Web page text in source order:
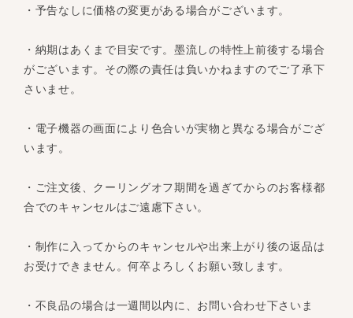
・予告なしに価格の変更がある場合がございます。
・納期はあくまで目安です。墨流しの特性上前後する場合
がございます。その際の責任は負いかねますのでご了承下
さいませ。
・電子機器の画面により色合いが実物と異なる場合がござ
います。
・ご注文後、クーリングオフ期間を過ぎてからのお客様都
合でのキャンセルはご遠慮下さい。
・制作に入ってからのキャンセルや出来上がり後の返品は
お受けできません。何卒よろしくお願い致します。
・不良品の場合は一週間以内に、お問い合わせ下さいま